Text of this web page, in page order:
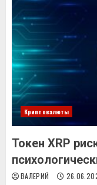
Криптовалюты
Токен XRP
ВАЛЕРИЙ